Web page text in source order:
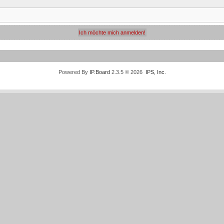
Powered By IP.Board2.3.5 © 2026 IPS, Inc